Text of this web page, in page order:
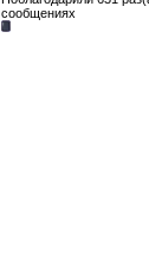
сообщениях